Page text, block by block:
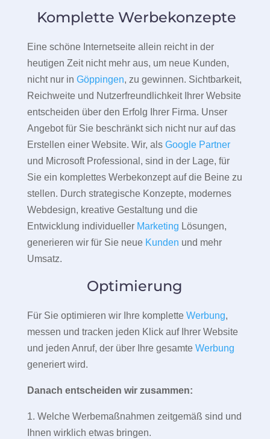
Komplette Werbekonzepte
Eine schöne Internetseite allein reicht in der
heutigen Zeit nicht mehr aus, um neue Kunden,
nicht nur in Göppingen, zu gewinnen. Sichtbarkeit,
Reichweite und Nutzerfreundlichkeit Ihrer Website
entscheiden über den Erfolg Ihrer Firma. Unser
Angebot für Sie beschränkt sich nicht nur auf das
Erstellen einer Website. Wir, als Google Partner
und Microsoft Professional, sind in der Lage, für
Sie ein komplettes Werbekonzept auf die Beine zu
stellen. Durch strategische Konzepte, modernes
Webdesign, kreative Gestaltung und die
Entwicklung individueller Marketing Lösungen,
generieren wir für Sie neue Kunden und mehr
Umsatz.
Optimierung
Für Sie optimieren wir Ihre komplette Werbung,
messen und tracken jeden Klick auf Ihrer Website
und jeden Anruf, der über Ihre gesamte Werbung
generiert wird.
Danach entscheiden wir zusammen:
1. Welche Werbemaßnahmen zeitgemäß sind und
Ihnen wirklich etwas bringen.